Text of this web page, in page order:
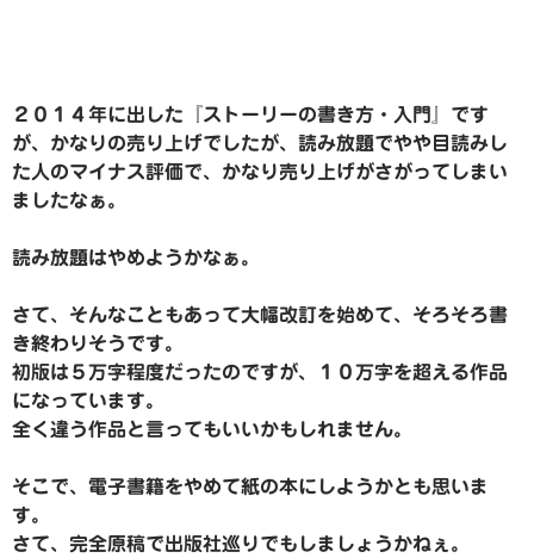
２０１４年に出した『ストーリーの書き方・入門』です
が、かなりの売り上げでしたが、読み放題でやや目読みし
た人のマイナス評価で、かなり売り上げがさがってしまい
ましたなぁ。
読み放題はやめようかなぁ。
さて、そんなこともあって大幅改訂を始めて、そろそろ書
き終わりそうです。
初版は５万字程度だったのですが、１０万字を超える作品
になっています。
全く違う作品と言ってもいいかもしれません。
そこで、電子書籍をやめて紙の本にしようかとも思いま
す。
さて、完全原稿で出版社巡りでもしましょうかねぇ。